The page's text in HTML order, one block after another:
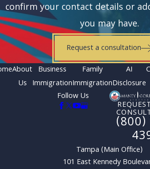
confirm your contact details or
you may have.
Request a consultation
About
Us
Business
Immigration
Family
Immigration
AI
Disclosure
Follow Us
Tampa (Main Office)
101 East Kennedy